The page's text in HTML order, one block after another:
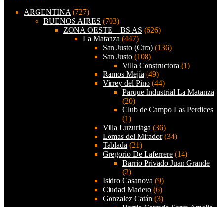
ARGENTINA (727)
BUENOS AIRES (703)
ZONA OESTE – BS AS (626)
La Matanza (447)
San Justo (Ctro) (136)
San Justo (108)
Villa Constructora (1)
Ramos Mejía (49)
Virrey del Pino (44)
Parque Industrial La Matanza
(20)
Club de Campo Las Perdices
(1)
Villa Luzuriaga (36)
Lomas del Mirador(34)
Tablada (21)
Gregorio De Laferrere (14)
Barrio Privado Juan Grande
(2)
Isidro Casanova (9)
Ciudad Madero (6)
Gonzalez Catán (3)